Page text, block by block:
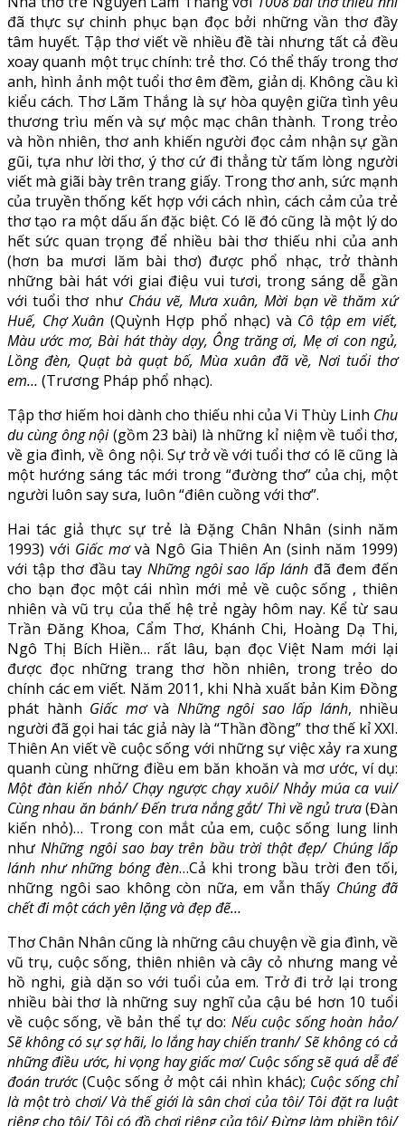
đã thực sự chinh phục bạn đọc bởi những vần thơ đầy
tâm huyết. Tập thơ viết về nhiều đề tài nhưng tất cả đều
xoay quanh một trục chính: trẻ thơ. Có thể thấy trong thơ
anh, hình ảnh một tuổi thơ êm đềm, giản dị. Không cầu kì
kiểu cách. Thơ Lãm Thắng là sự hòa quyện giữa tình yêu
thương trìu mến và sự mộc mạc chân thành. Trong trẻo
và hồn nhiên, thơ anh khiến người đọc cảm nhận sự gần
gũi, tựa như lời thơ, ý thơ cứ đi thẳng từ tấm lòng người
viết mà giãi bày trên trang giấy. Trong thơ anh, sức mạnh
của truyền thống kết hợp với cách nhìn, cách cảm của trẻ
thơ tạo ra một dấu ấn đặc biệt. Có lẽ đó cũng là một lý do
hết sức quan trọng để nhiều bài thơ thiếu nhi của anh
(hơn ba mươi lăm bài thơ) được phổ nhạc, trở thành
những bài hát với giai điệu vui tươi, trong sáng dễ gần
với tuổi thơ như Cháu vẽ, Mưa xuân, Mời bạn về thăm xứ
Huế, Chợ Xuân (Quỳnh Hợp phổ nhạc) và Cô tập em viết,
Màu ước mơ, Bài hát thày dạy, Ông trăng ơi, Mẹ ơi con ngủ,
Lồng đèn, Quạt bà quạt bố, Mùa xuân đã về, Nơi tuổi thơ
em… (Trương Pháp phổ nhạc).
Tập thơ hiếm hoi dành cho thiếu nhi của Vi Thùy Linh Chu
du cùng ông nội(gồm 23 bài) là những kỉ niệm về tuổi thơ,
về gia đình, về ông nội. Sự trở về với tuổi thơ có lẽ cũng là
một hướng sáng tác mới trong “đường thơ” của chị, một
người luôn say sưa, luôn “điên cuồng với thơ”.
Hai tác giả thực sự trẻ là Đặng Chân Nhân (sinh năm
1993) với Giấc mơvà Ngô Gia Thiên An (sinh năm 1999)
với tập thơ đầu tay Những ngôi sao lấp lánh đã đem đến
cho bạn đọc một cái nhìn mới mẻ về cuộc sống , thiên
nhiên và vũ trụ của thế hệ trẻ ngày hôm nay. Kể từ sau
Trần Đăng Khoa, Cẩm Thơ, Khánh Chi, Hoàng Dạ Thi,
Ngô Thị Bích Hiền… rất lâu, bạn đọc Việt Nam mới lại
được đọc những trang thơ hồn nhiên, trong trẻo do
chính các em viết. Năm 2011, khi Nhà xuất bản Kim Đồng
phát hành Giấc mơvà Những ngôi sao lấp lánh, nhiều
người đã gọi hai tác giả này là “Thần đồng” thơ thế kỉ XXI.
Thiên An viết về cuộc sống với những sự việc xảy ra xung
quanh cùng những điều em băn khoăn và mơ ước, ví dụ:
Một đàn kiến nhỏ/ Chạy ngược chạy xuôi/ Nhảy múa ca vui/
Cùng nhau ăn bánh/ Đến trưa nắng gắt/ Thì về ngủ trưa(Đàn
kiến nhỏ)… Trong con mắt của em, cuộc sống lung linh
nhưNhững ngôi sao bay trên bầu trời thật đẹp/ Chúng lấp
lánh như những bóng đèn…Cả khi trong bầu trời đen tối,
những ngôi sao không còn nữa, em vẫn thấy Chúng đã
chết đi một cách yên lặng và đẹp đẽ…
Thơ Chân Nhân cũng là những câu chuyện về gia đình, về
vũ trụ, cuộc sống, thiên nhiên và cây cỏ nhưng mang vẻ
hồ nghi, già dặn so với tuổi của em. Trở đi trở lại trong
nhiều bài thơ là những suy nghĩ của cậu bé hơn 10 tuổi
về cuộc sống, về bản thể tự do: Nếu cuộc sống hoàn hảo/
Sẽ không có sự sợ hãi, lo lắng hay chiến tranh/ Sẽ không có cả
những điều ước, hi vọng hay giấc mơ/ Cuộc sống sẽ quá dễ để
đoán trước(Cuộc sống ở một cái nhìn khác); Cuộc sống chỉ
là một trò chơi/ Và thế giới là sân chơi của tôi/ Tôi đặt ra luật
riêng cho tôi/ Tôi có đồ chơi riêng của tôi/ Đừng làm phiền tôi/